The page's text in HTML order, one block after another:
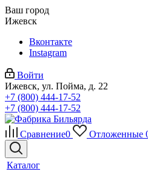
Ваш город
Ижевск
Вконтакте
Instagram
Войти
Ижевск, ул. Пойма, д. 22
+7 (800) 444-17-52
+7 (800) 444-17-52
Сравнение0 Отложенные
Каталог